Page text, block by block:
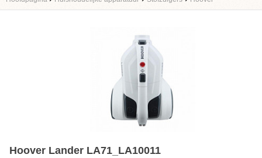
Hoover Lander LA71_LA10011